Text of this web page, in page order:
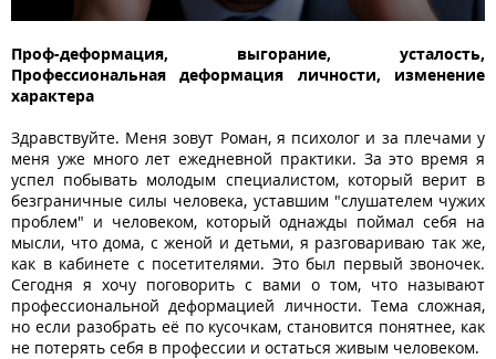
Проф-деформация, выгорание, усталость,
Профессиональная деформация личности, изменение
характера
Здравствуйте. Меня зовут Роман, я психолог и за плечами у
меня уже много лет ежедневной практики. За это время я
успел побывать молодым специалистом, который верит в
безграничные силы человека, уставшим "слушателем чужих
проблем" и человеком, который однажды поймал себя на
мысли, что дома, с женой и детьми, я разговариваю так же,
как в кабинете с посетителями. Это был первый звоночек.
Сегодня я хочу поговорить с вами о том, что называют
профессиональной деформацией личности. Тема сложная,
но если разобрать её по кусочкам, становится понятнее, как
не потерять себя в профессии и остаться живым человеком.